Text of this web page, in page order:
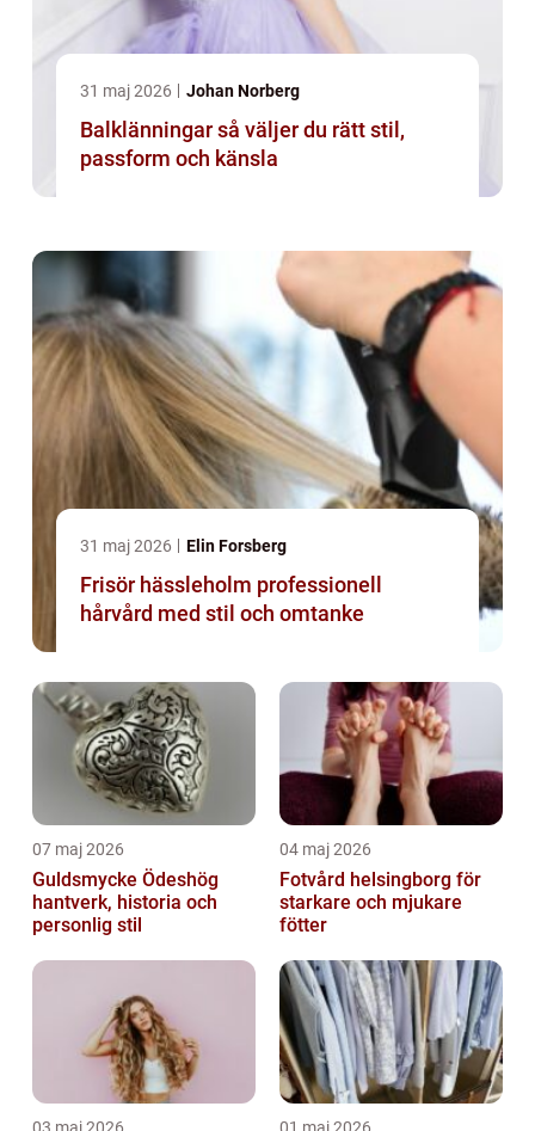
31 maj 2026 Johan Norberg
Balklänningar så väljer du rätt stil,
passform och känsla
31 maj 2026 Elin Forsberg
Frisör hässleholm professionell
hårvård med stil och omtanke
07 maj 2026
Guldsmycke Ödeshög
hantverk, historia och
personlig stil
04 maj 2026
Fotvård helsingborg för
starkare och mjukare
fötter